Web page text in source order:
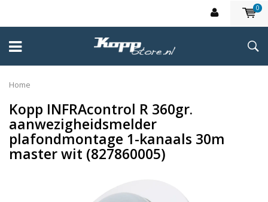
0
Home
Kopp INFRAcontrol R 360gr.
aanwezigheidsmelder
plafondmontage 1-kanaals 30m
master wit (827860005)